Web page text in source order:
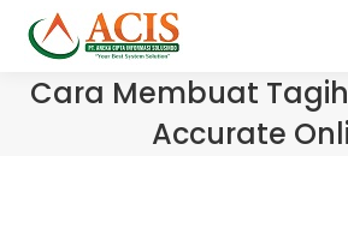
Cara Membuat
Accurate